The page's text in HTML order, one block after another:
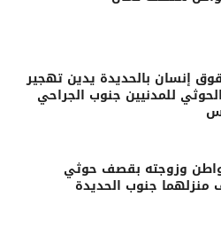
إنسان بالحديدة يدين تهجير
للمدنيين جنوب الجراحي
وزوجته بقصف حوثي
جنوب الحديدة